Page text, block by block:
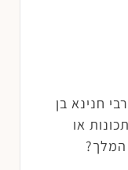
חנינא בן
או
המלך?